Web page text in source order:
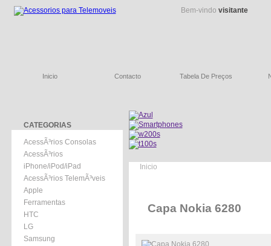
Bem-vindo visitante
Inicio Contacto Tabela De Preços
CATEGORIAS
AcessÃ³rios Consolas
AcessÃ³rios
iPhone/iPod/iPad
AcessÃ³rios TelemÃ³veis
Apple
Ferramentas
HTC
LG
Samsung
Inicio
Capa Nokia 6280